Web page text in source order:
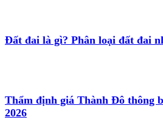
Đất đai là gì? Phân loại đất đai
Thẩm định giá Thành Đô thông
2026